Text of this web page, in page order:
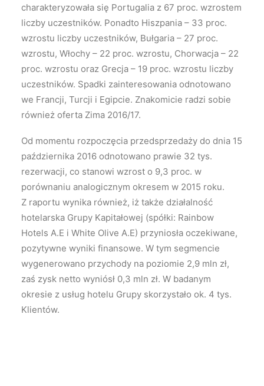
charakteryzowała się Portugalia z 67 proc. wzrostem
liczby uczestników. Ponadto Hiszpania – 33 proc.
wzrostu liczby uczestników, Bułgaria – 27 proc.
wzrostu, Włochy – 22 proc. wzrostu, Chorwacja – 22
proc. wzrostu oraz Grecja – 19 proc. wzrostu liczby
uczestników. Spadki zainteresowania odnotowano
we Francji, Turcji i Egipcie. Znakomicie radzi sobie
również oferta Zima 2016/17.
Od momentu rozpoczęcia przedsprzedaży do dnia 15
października 2016 odnotowano prawie 32 tys.
rezerwacji, co stanowi wzrost o 9,3 proc. w
porównaniu analogicznym okresem w 2015 roku.
Z raportu wynika również, iż także działalność
hotelarska Grupy Kapitałowej (spółki: Rainbow
Hotels A.E i White Olive A.E) przyniosła oczekiwane,
pozytywne wyniki finansowe. W tym segmencie
wygenerowano przychody na poziomie 2,9 mln zł,
zaś zysk netto wyniósł 0,3 mln zł. W badanym
okresie z usług hotelu Grupy skorzystało ok. 4 tys.
Klientów.